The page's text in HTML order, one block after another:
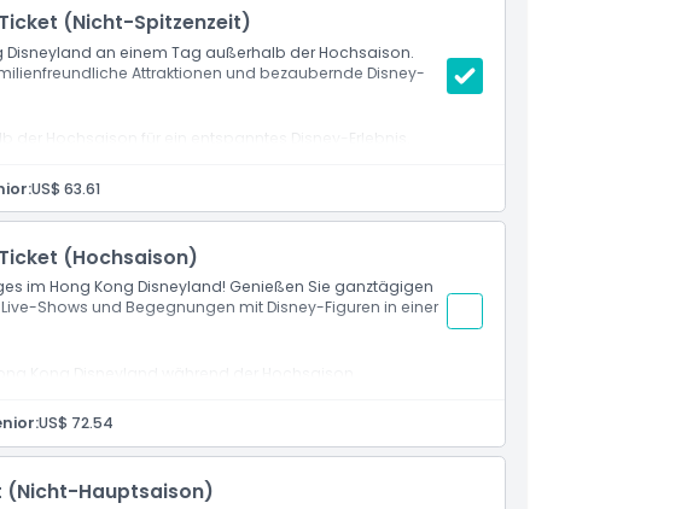
(Nicht-Spitzenzeit)
Disneyland an einem Tag außerhalb der Hochsaison.
Attraktionen und bezaubernde Disney-
Hochsaison für ein entspanntes Disney-Erlebnis.
US$ 63.61
(Hochsaison)
im Hong Kong Disneyland! Genießen Sie ganztägigen
Shows und Begegnungen mit Disney-Figuren in einer
Kong Disneyland während der Hochsaison.
US$ 72.54
Hauptsaison)